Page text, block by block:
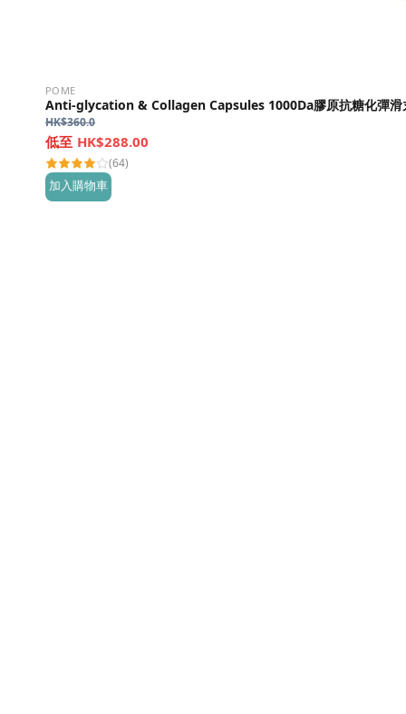
POME
Anti-glycation & Collagen Capsules 1000Da膠原抗糖化彈滑
HK$360.0
HK$288.00
(64)
加入購物車